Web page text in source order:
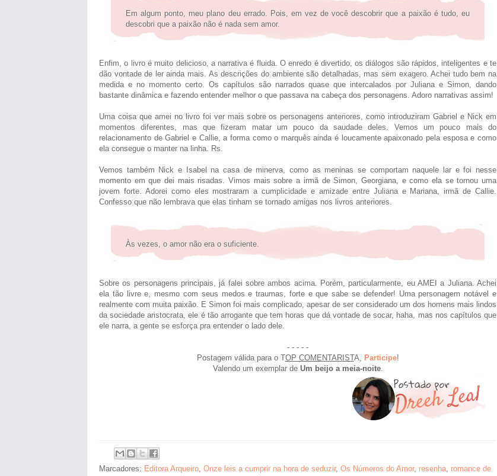
Em algum ponto, meu plano deu errado. Pois, em vez de você descobrir que a paixão é tudo, eu
descobri que a paixão não é nada sem amor.
Enfim, o livro é muito delicioso, a narrativa é fluida. O enredo é divertido, os diálogos são rápidos, inteligentes e te
dão vontade de ler ainda mais. As descrições do ambiente são detalhadas, mas sem exagero. Achei tudo bem na
medida e no momento certo. Os capítulos são narrados quase que intercalados por Juliana e Simon, dando
bastante dinâmica e fazendo entender melhor o que passava na cabeça dos personagens. Adoro narrativas assim!
Uma coisa que amei no livro foi ver mais sobre os personagens anteriores, como introduziram Gabriel e Nick em
momentos diferentes, mas que fizeram matar um pouco da saudade deles. Vemos um pouco mais do
relacionamento de Gabriel e Callie, a forma como o marquês ainda é loucamente apaixonado pela esposa e como
ela consegue o manter na linha. Rs.
Vemos também Nick e Isabel na casa de minerva, como as meninas se comportam naquele lar e foi nesse
momento em que dei mais risadas. Vimos mais sobre a irmã de Simon, Georgiana, e como ela se tornou uma
jovem forte. Adorei como eles mostraram a cumplicidade e amizade entre Juliana e Mariana, irmã de Callie.
Confesso que não lembrava que elas tinham se tornado amigas nos livros anteriores.
Às vezes, o amor não era o suficiente.
Sobre os personagens principais, já falei sobre ambos acima. Porém, particularmente, eu AMEI a Juliana. Achei
ela tão livre e, mesmo com seus medos e traumas, forte e que sabe se defender! Uma personagem notável e
realmente com muita paixão. E Simon foi mais complicado, apesar de ser considerado um dos homens mais lindos
da sociedade aristocrata, ele é tão arrogante que tem horas que dá vontade de socar, haha, mas nos capítulos que
ele narra, a gente se esforça pra entender o lado dele.
- - - - -
Postagem válida para o TOP COMENTARISTA, Participe!
Valendo um exemplar de Um beijo a meia-noite.
Marcadores: Editora Arqueiro, Onze leis a cumprir na hora de seduzir, Os Números do Amor, resenha, romance de